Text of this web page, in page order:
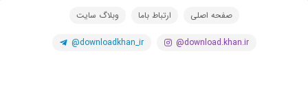
صفحه اصلی ارتباط باما وبلاگ سایت
@download.khan.ir
@downloadkhan_ir